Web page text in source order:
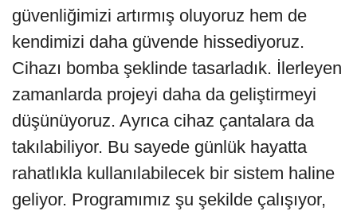
güvenliğimizi artırmış oluyoruz hem de
kendimizi daha güvende hissediyoruz.
Cihazı bomba şeklinde tasarladık. İlerleyen
zamanlarda projeyi daha da geliştirmeyi
düşünüyoruz. Ayrıca cihaz çantalara da
takılabiliyor. Bu sayede günlük hayatta
rahatlıkla kullanılabilecek bir sistem haline
geliyor. Programımız şu şekilde çalışıyor,